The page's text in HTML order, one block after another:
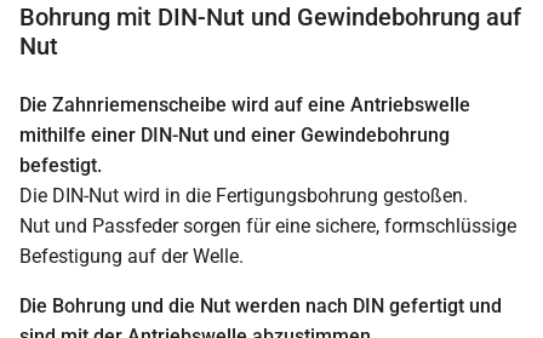
Bohrung mit DIN-Nut und Gewindebohrung auf
Nut
Die Zahnriemenscheibe wird auf eine Antriebswelle
mithilfe einer DIN-Nut und einer Gewindebohrung
befestigt.
Die DIN-Nut wird in die Fertigungsbohrung gestoßen.
Nut und Passfeder sorgen für eine sichere, formschlüssige
Befestigung auf der Welle.
Die Bohrung und die Nut werden nach DIN gefertigt und